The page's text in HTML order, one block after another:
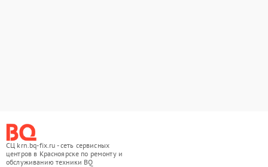
СЦ krn.bq-fix.ru - сеть сервисных
центров в Красноярске по ремонту и
обслуживанию техники BQ